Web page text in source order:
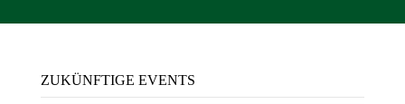
ZUKÜNFTIGE EVENTS